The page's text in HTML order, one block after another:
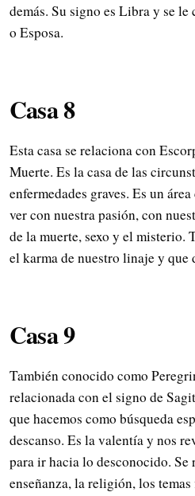
demás. Su signo es Libra y se
o Esposa.
Casa 8
Esta casa se relaciona con
Muerte. Es la casa de las
enfermedades graves. Es un
ver con nuestra pasión, con
de la muerte, sexo y el misterio.
el karma de nuestro linaje y que
Casa 9
También conocido como
relacionada con el signo de
que hacemos como búsqueda
descanso. Es la valentía y nos
para ir hacia lo desconocido.
enseñanza, la religión, los